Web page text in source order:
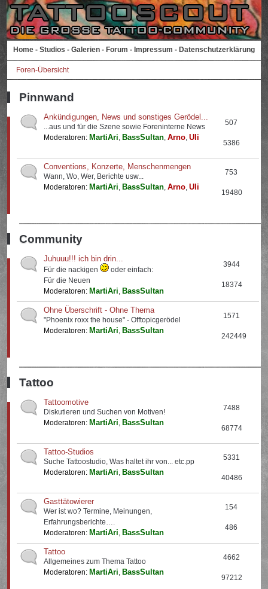
Home - Studios - Galerien - Forum - Impressum - Datenschutzerklärung
Foren-Übersicht
Pinnwand
Ankündigungen, News und sonstiges Gerödel...
...aus und für die Szene sowie Foreninterne News
Moderatoren: MartiAri, BassSultan,Arno,Uli
507
5386
Conventions, Konzerte, Menschenmengen
Wann, Wo, Wer, Berichte usw...
Moderatoren: MartiAri, BassSultan,Arno,Uli
753
19480
Community
Juhuuu!!! ich bin drin...
Für die nackigen
oder einfach:
Für die Neuen
Moderatoren: MartiAri, BassSultan
3944
18374
Ohne Überschrift - Ohne Thema
"Phoenix roxx the house" - Offtopicgerödel
Moderatoren: MartiAri, BassSultan
1571
242449
Tattoo
Tattoomotive
Diskutieren und Suchen von Motiven!
Moderatoren: MartiAri, BassSultan
7488
68774
Tattoo-Studios
Suche Tattoostudio, Was haltet ihr von... etc.pp
Moderatoren: MartiAri, BassSultan
5331
40486
Gasttätowierer
Wer ist wo? Termine, Meinungen,
Erfahrungsberichte….
Moderatoren: MartiAri, BassSultan
154
486
Tattoo
Allgemeines zum Thema Tattoo
Moderatoren: MartiAri, BassSultan
4662
97212